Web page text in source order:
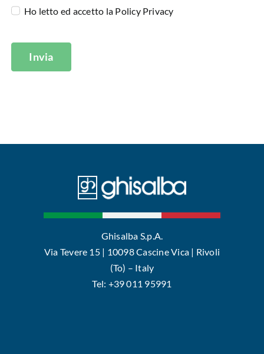
Ho letto ed accetto la Policy Privacy
Invia
Ghisalba S.p.A.
Via Tevere 15 | 10098 Cascine Vica | Rivoli
(To) – Italy
Tel: +39 011 95991